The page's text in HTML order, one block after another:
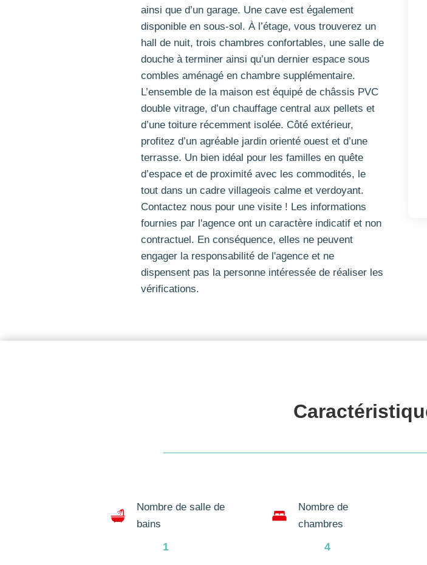
ainsi que d’un garage. Une cave est également
disponible en sous-sol. À l’étage, vous trouverez un
hall de nuit, trois chambres confortables, une salle de
douche à terminer ainsi qu’un dernier espace sous
combles aménagé en chambre supplémentaire.
L’ensemble de la maison est équipé de châssis PVC
double vitrage, d’un chauffage central aux pellets et
d’une toiture récemment isolée. Côté extérieur,
profitez d’un agréable jardin orienté ouest et d’une
terrasse. Un bien idéal pour les familles en quête
d’espace et de proximité avec les commodités, le
tout dans un cadre villageois calme et verdoyant.
Contactez nous pour une visite ! Les informations
fournies par l'agence ont un caractère indicatif et non
contractuel. En conséquence, elles ne peuvent
engager la responsabilité de l'agence et ne
dispensent pas la personne intéressée de réaliser les
vérifications.
Nombre de salle de
bains
1
Nombre de
chambres
4